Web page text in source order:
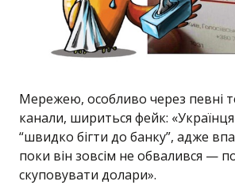
Мережею, особливо через певні
канали, шириться фейк:
“швидко бігти до банку”, адже
поки він зовсім не обвалився —
скуповувати долари».